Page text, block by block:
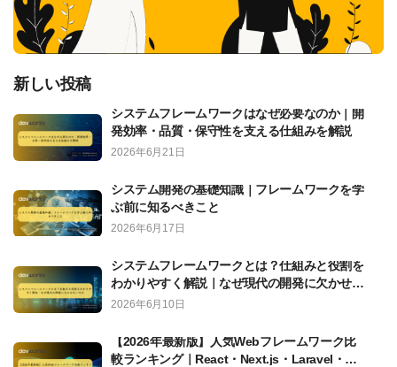
新しい投稿
システムフレームワークはなぜ必要なのか｜開
発効率・品質・保守性を支える仕組みを解説
2026年6月21日
システム開発の基礎知識｜フレームワークを学
ぶ前に知るべきこと
2026年6月17日
システムフレームワークとは？仕組みと役割を
わかりやすく解説｜なぜ現代の開発に欠かせな
いのか
2026年6月10日
【2026年最新版】人気Webフレームワーク比
較ランキング｜React・Next.js・Laravel・